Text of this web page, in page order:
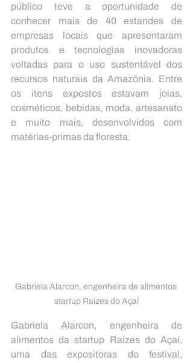
público teve a oportunidade de
conhecer mais de 40 estandes de
empresas locais que apresentaram
produtos e tecnologias inovadoras
voltadas para o uso sustentável dos
recursos naturais da Amazônia. Entre
os itens expostos estavam joias,
cosméticos, bebidas, moda, artesanato
e muito mais, desenvolvidos com
matérias-primas da floresta.
Gabriela Alarcon, engenheira de alimentos
startup Raízes do Açaí
Gabriela Alarcon, engenheira de
alimentos da startup Raízes do Açaí,
uma das expositoras do festival,